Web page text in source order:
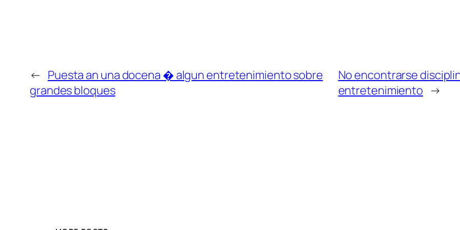
← Puesta an una docena � algun entretenimiento sobre
grandes bloques
No encontrarse
entretenimiento →